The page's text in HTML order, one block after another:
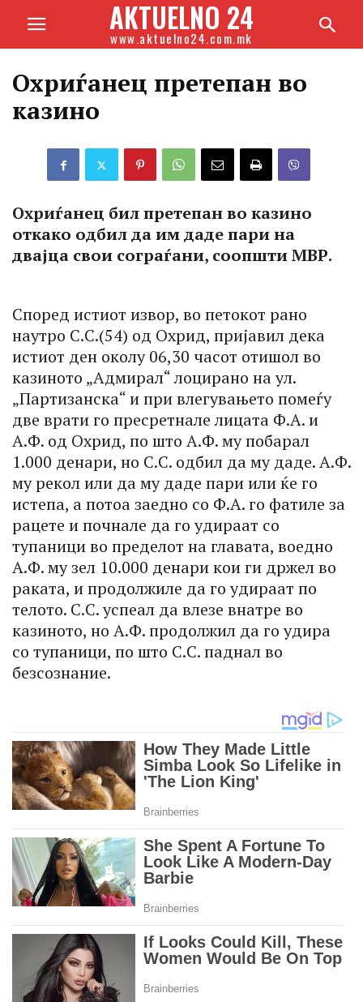
AKTUELNO 24
www.aktuelno24.com.mk
Охриѓанец претепан во
казино
Охриѓанец бил претепан во казино
откако одбил да им даде пари на
двајца свои сограѓани, соопшти МВР.
Според истиот извор, во петокот рано
наутро С.С.(54) од Охрид, пријавил дека
истиот ден околу 06,30 часот отишол во
казиното „Адмирал“ лоцирано на ул.
„Партизанска“ и при влегувањето помеѓу
две врати го пресретнале лицата Ф.А. и
А.Ф. од Охрид, по што А.Ф. му побарал
1.000 денари, но С.С. одбил да му даде. А.Ф.
му рекол или да му даде пари или ќе го
истепа, а потоа заедно со Ф.А. го фатиле за
рацете и почнале да го удираат со
тупаници во пределот на главата, воедно
А.Ф. му зел 10.000 денари кои ги држел во
раката, и продолжиле да го удираат по
телото. С.С. успеал да влезе внатре во
казиното, но А.Ф. продолжил да го удира
со тупаници, по што С.С. паднал во
безсознание.